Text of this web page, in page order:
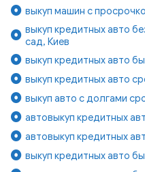
выкуп машин с
выкуп кредитных авто
сад, Киев
выкуп кредитных авто
выкуп кредитных авто
выкуп авто с долгами
автовыкуп кредитных
автовыкуп кредитных
выкуп кредитных авто